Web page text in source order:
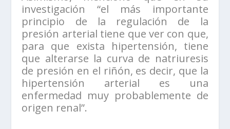
investigación “el más importante
principio de la regulación de la
presión arterial tiene que ver con que,
para que exista hipertensión, tiene
que alterarse la curva de natriuresis
de presión en el riñón, es decir, que la
hipertensión arterial es una
enfermedad muy probablemente de
origen renal”.